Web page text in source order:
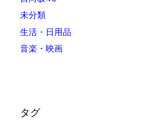
未分類
生活・日用品
音楽・映画
タグ